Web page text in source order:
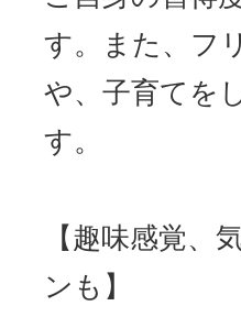
す。また、フ
や、子育てを
す。
【趣味感覚、
ンも】